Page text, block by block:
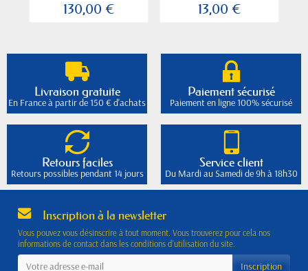
130,00 € 13,00 €
Livraison gratuite
En France à partir de 150 € d'achats
Paiement sécurisé
Paiement en ligne 100% sécurisé
Retours faciles
Retours possibles pendant 14 jours
Service client
Du Mardi au Samedi de 9h à 18h30
Inscription à la newsletter
Vous pouvez vous désinscrire à tout moment. Vous trouverez pour cela nos
informations de contact dans les conditions d'utilisation du site.